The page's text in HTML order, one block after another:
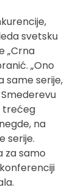
svetsku
„Crna
„Ono
same serije,
trećeg
na
serije.
za samo